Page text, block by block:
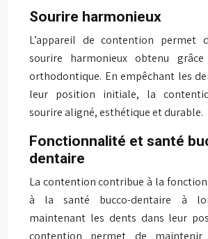
Sourire harmonieux
L’appareil de contention permet
sourire harmonieux obtenu
orthodontique. En empêchant les
leur position initiale, la
sourire aligné, esthétique et durable.
Fonctionnalité et santé
dentaire
La contention contribue à la
à la santé bucco-dentaire à
maintenant les dents dans leur
contention permet de maintenir